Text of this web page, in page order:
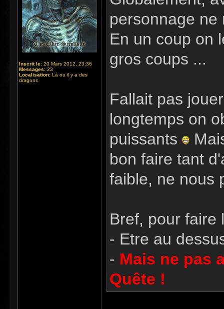
Inscrit le: 20 Mars 2012, 23:36
Messages: 23
Localisation: Là ou il y a des
dragons
personnage ne
En un coup on
gros coups ...
Fallait pas
longtemps on
puissants
bon faire tant
faible, ne nous
Bref, pour faire
- Etre au
- Mais ne pas
Quête !